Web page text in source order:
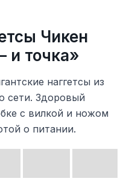
Чикен
и точка»
наггетсы из
сети. Здоровый
с вилкой и ножом
о питании.